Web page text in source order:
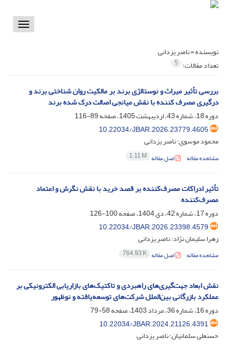
Toggle
نویسنده =ناصر یزدانی
تعداد مقالات: 5
بررسی تأثیر میراث و نوستالژی برند بر مالکیت روان شناختی برند و
درگیری ‏مصرف ‏کننده با ‏نقش ‏میانجی اصالت درک شده برند
دوره 18، شماره 43، اردیبهشت 1405، صفحه
89-116
10.22034/JBAR.2026.23779.4605
محمود موسوی؛ ناصر یزدانی
مشاهده مقاله اصل مقاله 1.11 M
تأثیر ادراکات مصرف‌کننده بر قصد خرید با نقش نگرش و اعتماد
مصرف‌کننده
دوره 17، شماره 42، دی 1404، صفحه
100-126
10.22034/JBAR.2026.23398.4579
زهرا سلیمان نژاد؛ ناصر یزدانی
مشاهده مقاله اصل مقاله 764.93 K
نقش ابعاد جهت‌گیری‌های راهبردی و تاکتیک‌های بازاریابی الکترونیکی بر
عملکرد بازرگانی بین‌الملل شرکت‌های توسعه‌یافته و نوظهور
دوره 16، شماره 36، مرداد 1403، صفحه
58-79
10.22034/JBAR.2024.21126.4391
حسنعلی سلمانیان؛ ناصر یزدانی